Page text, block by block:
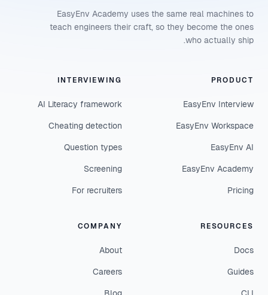
EasyEnv Academy uses the same real machines to
teach engineers their craft, so they become the ones
who actually ship.
PRODUCT
EasyEnv Interview
EasyEnv Workspace
EasyEnv AI
EasyEnv Academy
Pricing
INTERVIEWING
AI Literacy framework
Cheating detection
Question types
Screening
For recruiters
RESOURCES
Docs
Guides
COMPANY
About
Careers